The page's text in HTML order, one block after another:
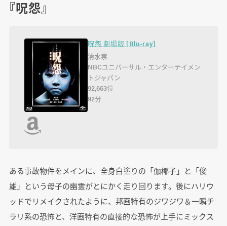
『呪怨』
呪怨 劇場版 [Blu-ray]
清水崇
NBCユニバーサル・エンターテイメン
トジャパン
92,663位
92分
ある事故物件をメインに、全身白塗りの「伽椰子」と「俊
雄」という母子の幽霊がとにかく走り回ります。後にハリウ
ッドでリメイクされたように、邦画特有のジワジワ＆一瞬チ
ラリ系の恐怖と、洋画特有の直接的な恐怖が上手にミックス